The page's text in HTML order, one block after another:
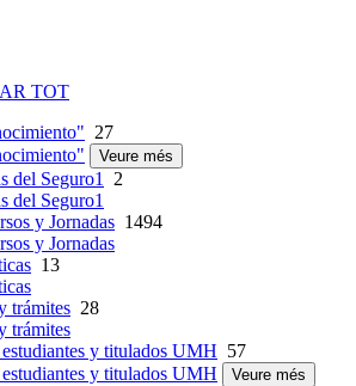
TOT
27
Veure més
del Seguro1
2
del Seguro1
y Jornadas 1494
y Jornadas
13
trámites 28
trámites
y titulados UMH 57
y titulados UMH
Veure més